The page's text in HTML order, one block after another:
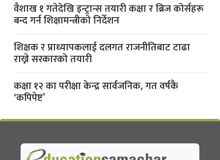
वैशाख १ गतेदेखि इन्ट्रान्स तयारी कक्षा र ब्रिज कोर्सहरू
बन्द गर्न शिक्षामन्त्रीको निर्देशन
शिक्षक र प्राध्यापकलाई दलगत राजनीतिबाट टाढा
राख्ने सरकारको तयारी
कक्षा १२ का परीक्षा केन्द्र सार्वजनिक, गत वर्षकै
‘कपिपेष्ट’